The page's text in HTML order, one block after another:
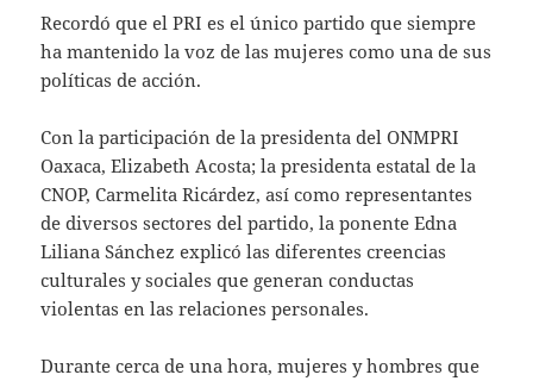
Recordó que el PRI es el único partido que siempre
ha mantenido la voz de las mujeres como una de sus
políticas de acción.
Con la participación de la presidenta del ONMPRI
Oaxaca, Elizabeth Acosta; la presidenta estatal de la
CNOP, Carmelita Ricárdez, así como representantes
de diversos sectores del partido, la ponente Edna
Liliana Sánchez explicó las diferentes creencias
culturales y sociales que generan conductas
violentas en las relaciones personales.
Durante cerca de una hora, mujeres y hombres que